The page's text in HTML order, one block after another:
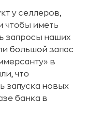
у селлеров,
чтобы иметь
запросы наших
большой запас
в
что
запуска новых
банка в